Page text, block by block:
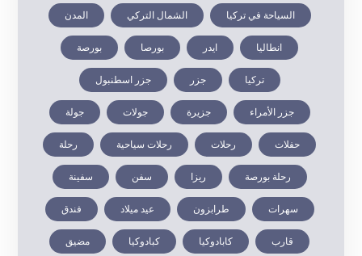
السياحة في تركيا الشمال التركي المدن
انطاليا ايدر بورصا بورصة
تركيا جزر جزر اسطنبول
جزر الأمراء جزيرة جولات جولة
حفلات رحلات رحلات سياحية رحلة
رحلة بورصة ريزا سفن سفينة
سهرات طرابزون عيد ميلاد فندق
قارب كابادوكيا كبادوكيا مضيق